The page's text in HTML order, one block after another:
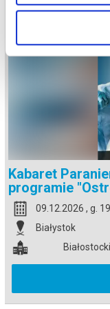
Kabaret
programie
09.12.2026 , g.
Białystok